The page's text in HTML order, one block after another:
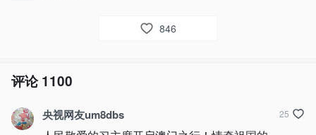
846
评论1100
央视网友um8dbs 25